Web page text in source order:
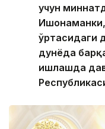
учун
ўртасидаги
дунёда
ишлашда